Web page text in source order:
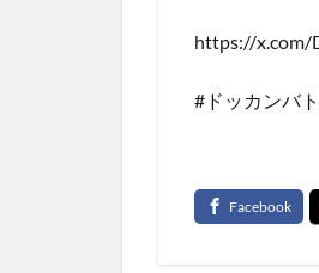
https://x.com/
#ドッカンバ